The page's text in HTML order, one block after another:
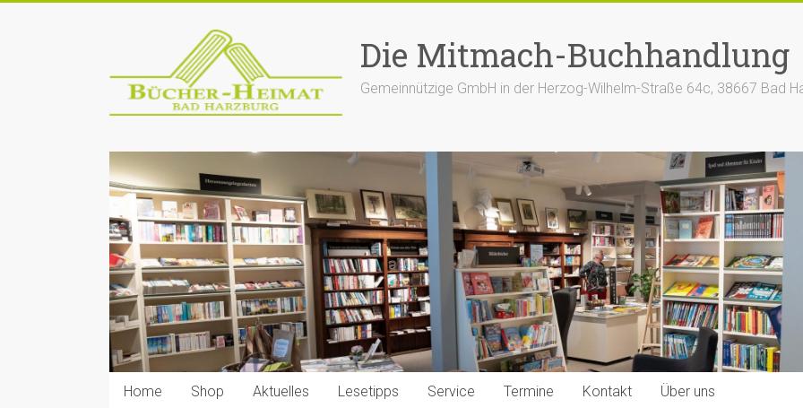
Die Mitmach-Buchhandlung
Gemeinnützige GmbH in der Herzog-Wilhelm-Straße 64c, 38667 Bad
Home Shop Aktuelles Lesetipps Service Termine Kontakt Über uns